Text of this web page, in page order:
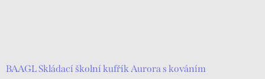
BAAGL Skládací školní kufřík Aurora s kováním